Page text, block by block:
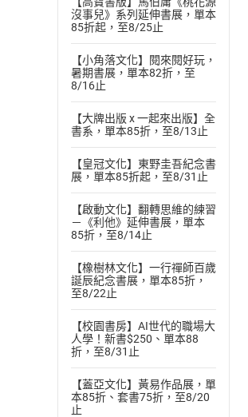
沒事兒》系列延伸書展，單本
85折起，至8/25止
【小角落文化】閱來閱好玩，
暑期書展，單本82折，至
8/16止
【大牌出版 x 一起來出版】全
書系，單本85折，至8/13止
【皇冠文化】東野圭吾紀念書
展，單本85折起，至8/31止
【啟動文化】翻轉思維的練習
－《利他》延伸書展，單本
85折，至8/14止
【橡樹林文化】一行禪師百歲
誕辰紀念書展，單本85折，
至8/22止
【校園書房】AI世代的職場大
人學！新書$250、單本88
折，至8/31止
【蓋亞文化】黃易作品展，單
本85折、套書75折，至8/20
止